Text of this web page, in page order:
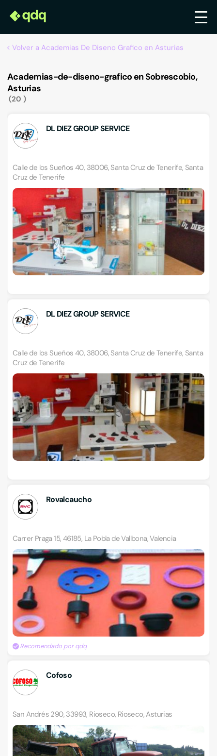
Volver a Academias De Diseno Grafico en Asturias
Academias-de-diseno-grafico en Sobrescobio,
Asturias
20
DL DIEZ GROUP SERVICE
Calle de los Sueños 40, 38006, Santa Cruz de Tenerife, Santa
Cruz de Tenerife
DL DIEZ GROUP SERVICE
Calle de los Sueños 40, 38006, Santa Cruz de Tenerife, Santa
Cruz de Tenerife
Rovalcaucho
Carrer Praga 15, 46185, La Pobla de Vallbona, Valencia
Recomendado por qdq
Cofoso
San Andrés 290, 33993, Rioseco, Rioseco, Asturias